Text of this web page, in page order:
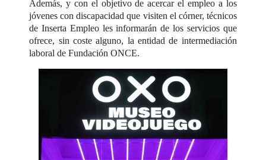
Además, y con el objetivo de acercar el empleo a los
jóvenes con discapacidad que visiten el córner, técnicos
de Inserta Empleo les informarán de los servicios que
ofrece, sin coste alguno, la entidad de intermediación
laboral de Fundación ONCE.